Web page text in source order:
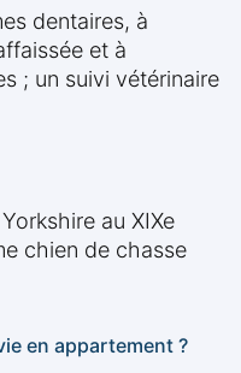
dentaires, à
et à
; un suivi vétérinaire
au XIXe
chien de chasse
en appartement ?